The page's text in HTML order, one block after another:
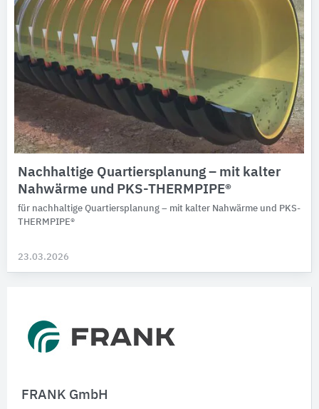
FRANK GmbH
Nachhaltige Quartiersplanung – mit kalter
Nahwärme und PKS-THERMPIPE®
für nachhaltige Quartiersplanung – mit kalter Nahwärme und PKS-
THERMPIPE®
23.03.2026